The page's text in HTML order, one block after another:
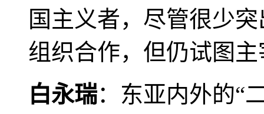
国主义者，尽管很少
组织合作，但仍试图
白永瑞：东亚内外的“